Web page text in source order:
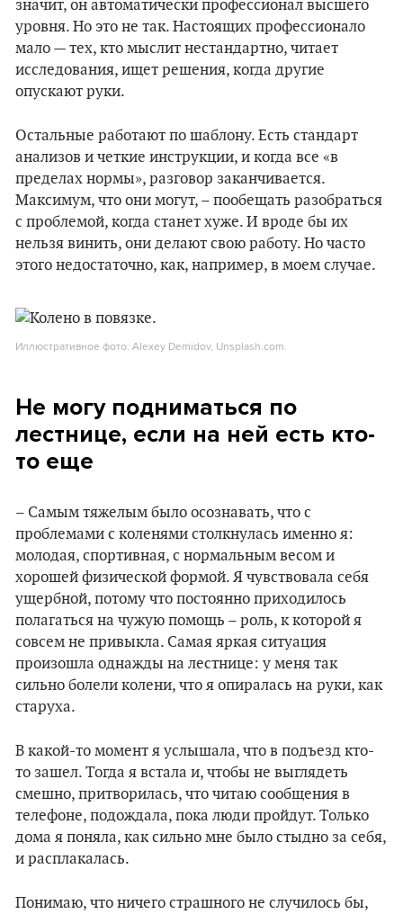
значит, он автоматически профессионал высшего
уровня. Но это не так. Настоящих профессионало
мало — тех, кто мыслит нестандартно, читает
исследования, ищет решения, когда другие
опускают руки.
Остальные работают по шаблону. Есть стандарт
анализов и четкие инструкции, и когда все «в
пределах нормы», разговор заканчивается.
Максимум, что они могут, – пообещать разобраться
с проблемой, когда станет хуже. И вроде бы их
нельзя винить, они делают свою работу. Но часто
этого недостаточно, как, например, в моем случае.
Иллюстративное фото: Alexey Demidov, Unsplash.com.
Не могу подниматься по
лестнице, если на ней есть кто-
то еще
– Самым тяжелым было осознавать, что с
проблемами с коленями столкнулась именно я:
молодая, спортивная, с нормальным весом и
хорошей физической формой. Я чувствовала себя
ущербной, потому что постоянно приходилось
полагаться на чужую помощь – роль, к которой я
совсем не привыкла. Самая яркая ситуация
произошла однажды на лестнице: у меня так
сильно болели колени, что я опиралась на руки, как
старуха.
В какой-то момент я услышала, что в подъезд кто-
то зашел. Тогда я встала и, чтобы не выглядеть
смешно, притворилась, что читаю сообщения в
телефоне, подождала, пока люди пройдут. Только
дома я поняла, как сильно мне было стыдно за себя,
и расплакалась.
Понимаю, что ничего страшного не случилось бы,